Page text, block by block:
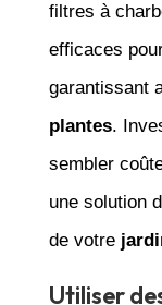
filtres à
efficaces
garantissant
plantes.
sembler
une solution
de votre
Utiliser